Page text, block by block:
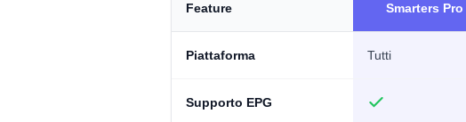
Feature Smarters Pro
Piattaforma Tutti
Supporto EPG